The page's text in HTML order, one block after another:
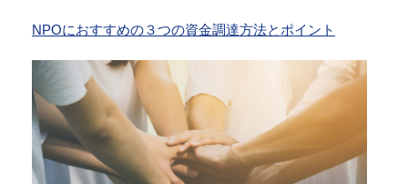
NPOにおすすめの３つの資金調達方法とポイント